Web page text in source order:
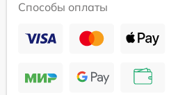
Способы оплаты